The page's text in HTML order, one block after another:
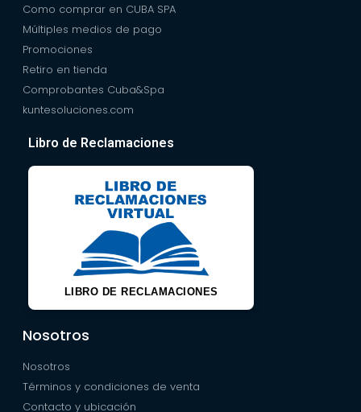
Como comprar en CUBA SPA
Múltiples medios de pago
Promociones
Retiro en tienda
Comprobantes Cuba&Spa
kuntesoluciones.com
Libro de Reclamaciones
LIBRO DE RECLAMACIONES
Nosotros
Nosotros
Términos y condiciones de venta
Contacto y ubicación